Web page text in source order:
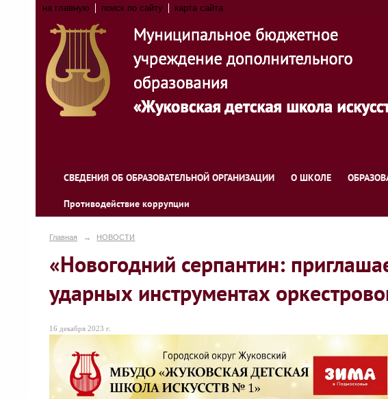
на главную поиск по сайту карта сайта
СВЕДЕНИЯ ОБ ОБРАЗОВАТЕЛЬНОЙ ОРГАНИЗАЦИИ О ШКОЛЕ
Противодействие коррупции
Главная → НОВОСТИ
«Новогодний серпантин:
ударных инструментах
16 декабря 2023 г.